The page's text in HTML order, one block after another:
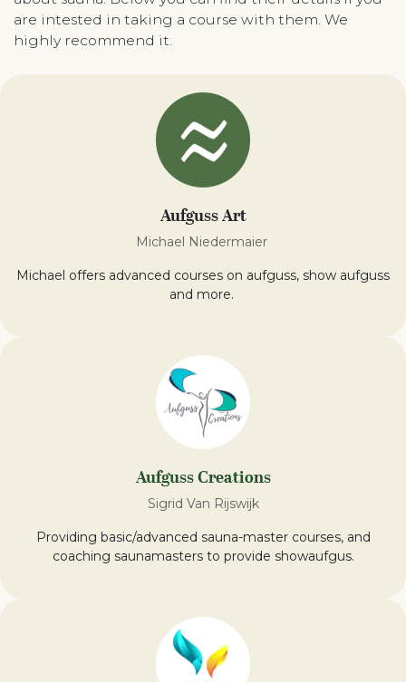
are intested in taking a course with them. We
highly recommend it.
Aufguss Art
Michael Niedermaier
Michael offers advanced courses on aufguss, show aufguss
and more.
Aufguss Creations
Sigrid Van Rijswijk
Providing basic/advanced sauna-master courses, and
coaching saunamasters to provide showaufgus.